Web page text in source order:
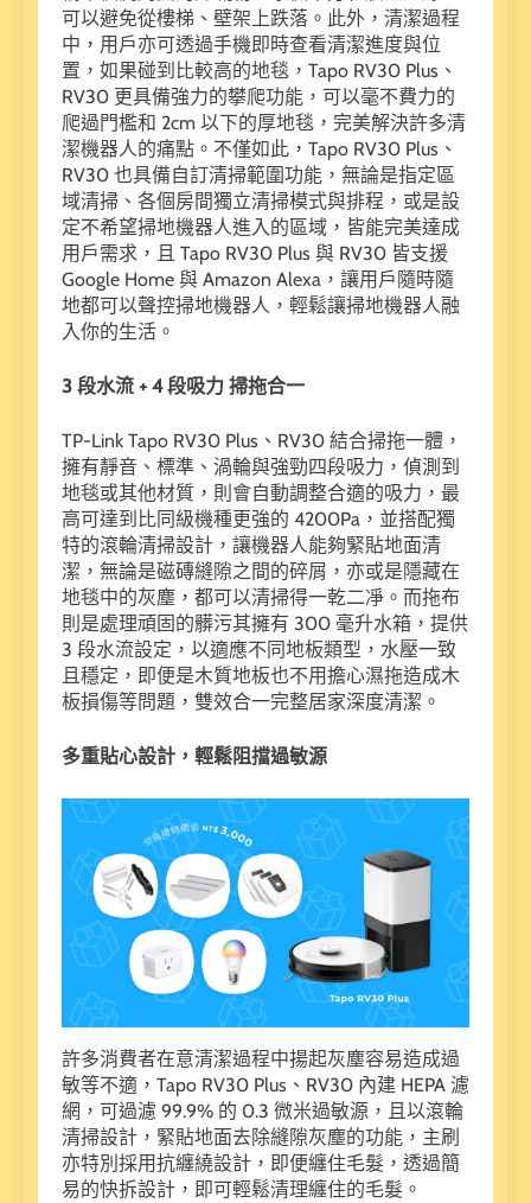
可以避免從樓梯、壁架上跌落。此外，清潔過程
中，用戶亦可透過手機即時查看清潔進度與位
置，如果碰到比較高的地毯，Tapo RV30 Plus、
RV30 更具備強力的攀爬功能，可以毫不費力的
爬過門檻和 2cm 以下的厚地毯，完美解決許多清
潔機器人的痛點。不僅如此，Tapo RV30 Plus、
RV30 也具備自訂清掃範圍功能，無論是指定區
域清掃、各個房間獨立清掃模式與排程，或是設
定不希望掃地機器人進入的區域，皆能完美達成
用戶需求，且 Tapo RV30 Plus 與 RV30 皆支援
Google Home 與 Amazon Alexa，讓用戶隨時隨
地都可以聲控掃地機器人，輕鬆讓掃地機器人融
入你的生活。
3 段水流 + 4段吸力 掃拖合一
TP-Link Tapo RV30 Plus、RV30 結合掃拖一體，
擁有靜音、標準、渦輪與強勁四段吸力，偵測到
地毯或其他材質，則會自動調整合適的吸力，最
高可達到比同級機種更強的 4200Pa，並搭配獨
特的滾輪清掃設計，讓機器人能夠緊貼地面清
潔，無論是磁磚縫隙之間的碎屑，亦或是隱藏在
地毯中的灰塵，都可以清掃得一乾二凈。而拖布
則是處理頑固的髒污其擁有 300 毫升水箱，提供
3 段水流設定，以適應不同地板類型，水壓一致
且穩定，即便是木質地板也不用擔心濕拖造成木
板損傷等問題，雙效合一完整居家深度清潔。
多重貼心設計，輕鬆阻擋過敏源
許多消費者在意清潔過程中揚起灰塵容易造成過
敏等不適，Tapo RV30 Plus、RV30 內建 HEPA 濾
網，可過濾 99.9% 的 0.3 微米過敏源，且以滾輪
清掃設計，緊貼地面去除縫隙灰塵的功能，主刷
亦特別採用抗纏繞設計，即便纏住毛髮，透過簡
易的快拆設計，即可輕鬆清理纏住的毛髮。